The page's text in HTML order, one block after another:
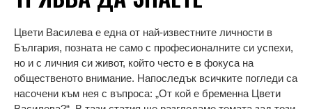
Цвети Василева е една от най-известните личности в
България, позната не само с професионалните си успехи,
но и с личния си живот, който често е в фокуса на
общественото внимание. Напоследък всичките погледи са
насочени към нея с въпроса: „От кой е бременна Цвети